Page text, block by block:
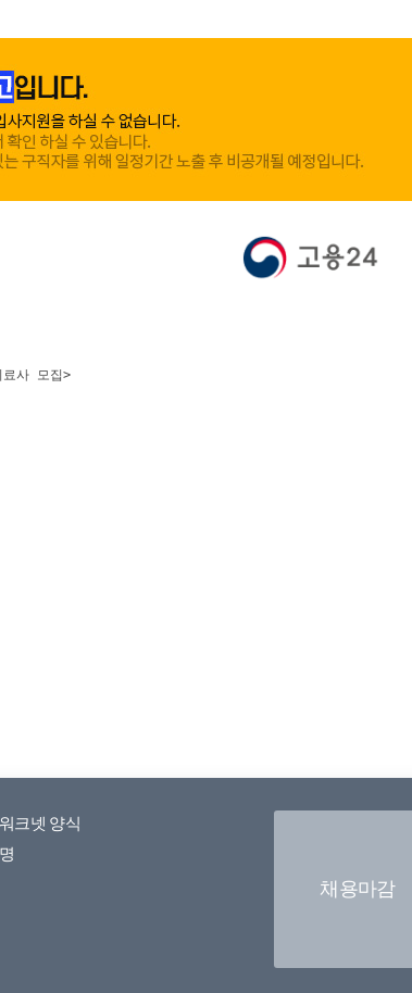
워크넷 양식
명
채용마감